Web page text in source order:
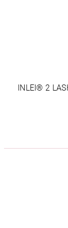
INLEI® 2